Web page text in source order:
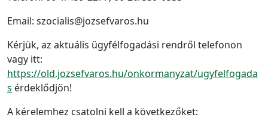
Email: szocialis@jozsefvaros.hu
Kérjük, az aktuális ügyfélfogadási rendről telefonon
vagy itt:
https://old.jozsefvaros.hu/onkormanyzat/ugyfelfogada
s érdeklődjön!
A kérelemhez csatolni kell a következőket: